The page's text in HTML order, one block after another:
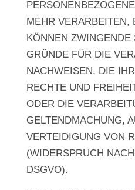
MEHR VERARBEITEN,
KÖNNEN ZWINGENDE
GRÜNDE FÜR DIE
NACHWEISEN, DIE
RECHTE UND
ODER DIE
GELTENDMACHUNG,
VERTEIDIGUNG VON
(WIDERSPRUCH
DSGVO).